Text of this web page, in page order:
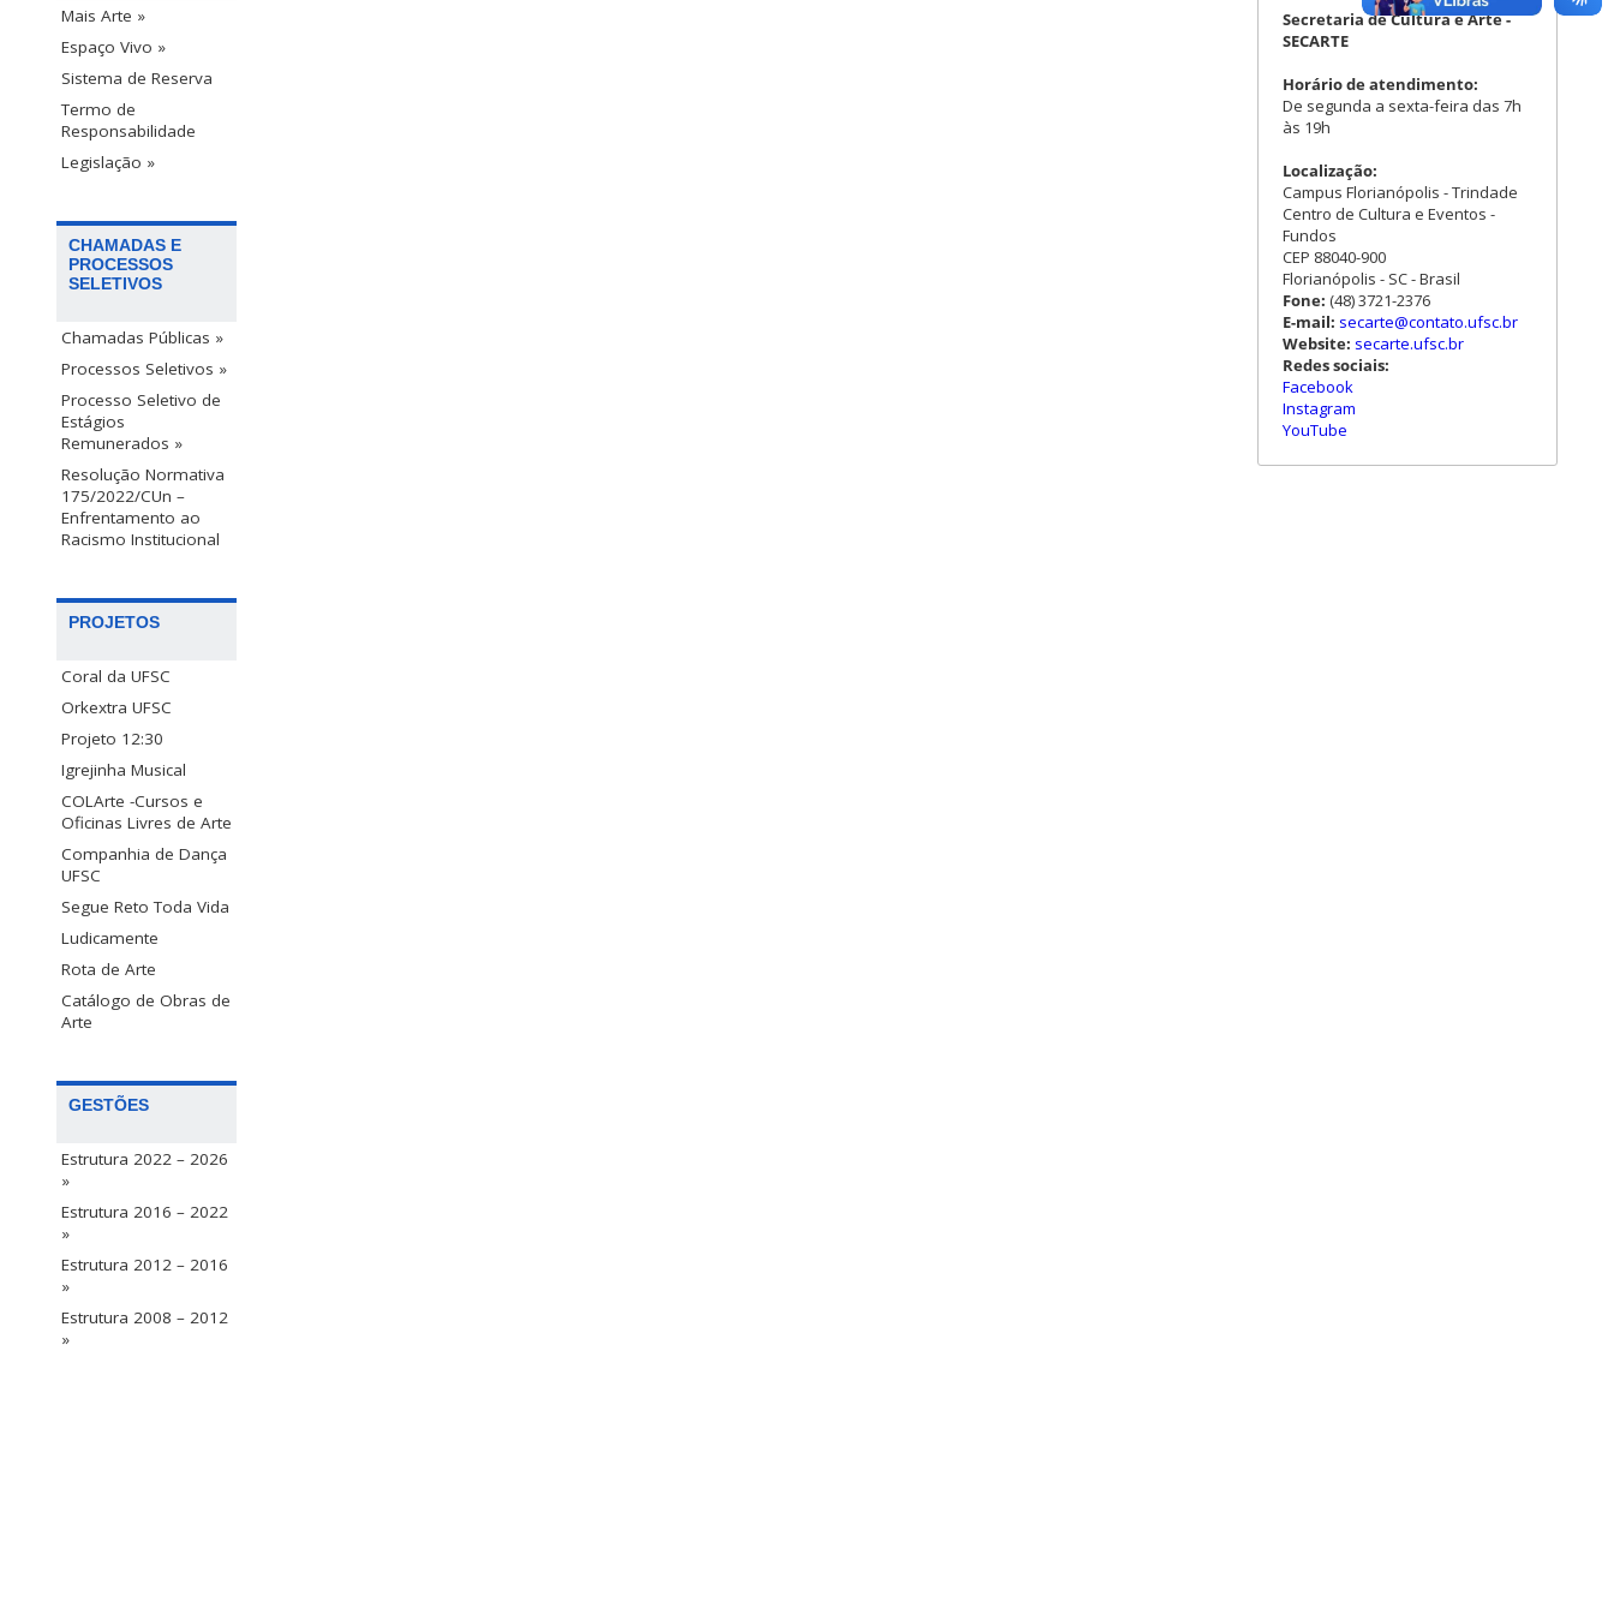
Mais Arte »
Espaço Vivo »
Sistema de Reserva
Termo de
Responsabilidade
Legislação »
CHAMADAS E
PROCESSOS
SELETIVOS
Chamadas Públicas »
Processos Seletivos »
Processo Seletivo de
Estágios
Remunerados »
Resolução Normativa
175/2022/CUn –
Enfrentamento ao
Racismo Institucional
PROJETOS
Coral da UFSC
Orkextra UFSC
Projeto 12:30
Igrejinha Musical
COLArte -Cursos e
Oficinas Livres de Arte
Companhia de Dança
UFSC
Segue Reto Toda Vida
Ludicamente
Rota de Arte
Catálogo de Obras de
Arte
GESTÕES
Estrutura 2022 – 2026
»
Estrutura 2016 – 2022
»
Estrutura 2012 – 2016
»
Estrutura 2008 – 2012
»
Secretaria de Cultura e Arte -
SECARTE
Horário de atendimento:
De segunda a sexta-feira das 7h
às 19h
Localização:
Campus Florianópolis - Trindade
Centro de Cultura e Eventos -
Fundos
CEP 88040-900
Florianópolis - SC - Brasil
Fone: (48) 3721-2376
E-mail: secarte@contato.ufsc.br
Website: secarte.ufsc.br
Redes sociais:
Facebook
Instagram
YouTube